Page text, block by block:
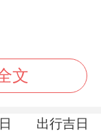
（11-13
气，入宅时
气入室；再
北方岁破位.
文
出行吉日